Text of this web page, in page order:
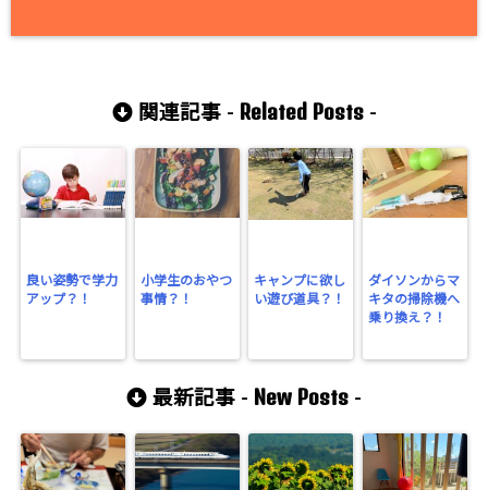
関連記事 - Related Posts-
良い姿勢で学力
アップ？！
小学生のおやつ
事情？！
キャンプに欲し
い遊び道具？！
ダイソンからマ
キタの掃除機へ
乗り換え？！
最新記事 - New Posts -